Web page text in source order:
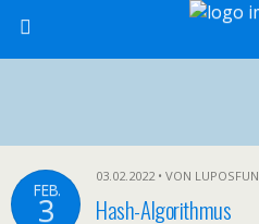
FEB.
3
03.02.2022 • VON LUPOSFUN
Hash-Algorithmus